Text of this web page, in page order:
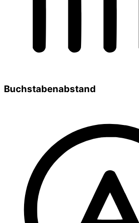
Buchstabenabstand